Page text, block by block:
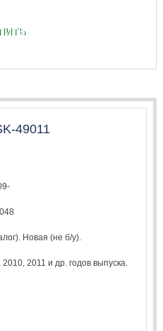
49011
Новая (не б/у).
,2010 ,2011 и др. годов выпуска.